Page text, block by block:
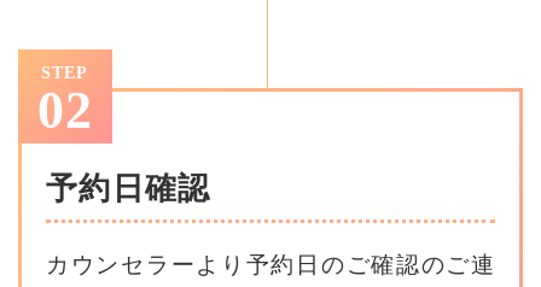
STEP
02
予約日確認
カウンセラーより予約日のご確認のご連